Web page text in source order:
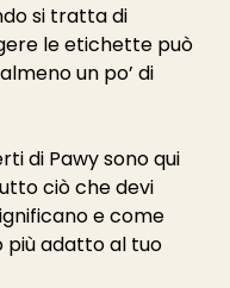
si tratta di
le etichette può
un po’ di
di Pawy sono qui
ciò che devi
e come
più adatto al tuo